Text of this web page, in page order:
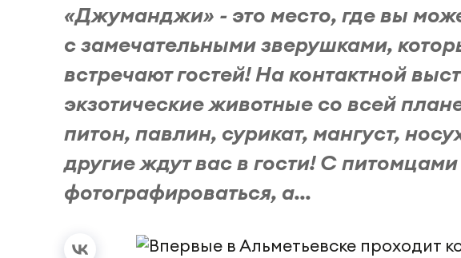
«Джуманджи» - это место, где вы
с замечательными зверушками,
встречают гостей! На контактной
экзотические животные со всей
питон, павлин, сурикат, мангуст,
другие ждут вас в гости! С
фотографироваться, а...